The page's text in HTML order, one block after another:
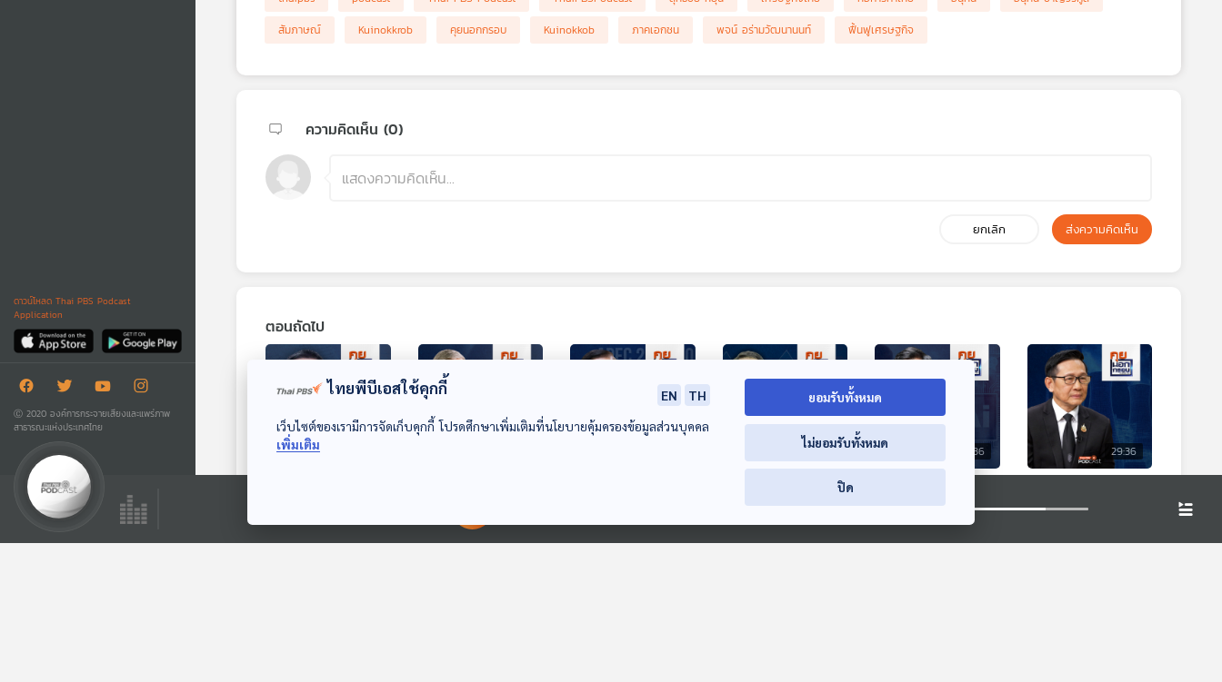
ดาวน์โหลด Thai PBS Podcast
Application
Ⓒ 2020 องค์การกระจายเสียงและแพร่ภาพ
สาธารณะแห่งประเทศไทย
สัมภาษณ์
Kuinokkrob คุยนอกกรอบ Kuinokkob ภาคเอกชน พจน์ อร่ามวัฒนานนท์ ฟื้นฟูเศรษฐกิจ
ความคิดเห็น (0)
ยกเลิก ส่งความคิดเห็น
ตอนถัดไป
อันตราย
ต้นตอวิกฤตประเทศ
คุยนอกกรอบ
ไทยกลับสู่จอเรดาร์
29:36
เศรษฐกิจไทย ที่มี
อาการ "ป่วยเรื้อรัง"
29:36
"กูรู AI" เตรียม
ตัวอย่างไร ? คนไทย
29:36
พลังงาน "Quick
00:00:00
ไทยพีบีเอสใช้คุกกี้ EN
TH
เว็บไซต์ของเรามีการจัดเก็บคุกกี้ โปรดศึกษาเพิ่มเติมที่นโยบายคุ้มครองข้อมูลส่วนบุคคล
เพิ่มเติม
ยอมรับทั้งหมด
ไม่ยอมรับทั้งหมด
ปิด